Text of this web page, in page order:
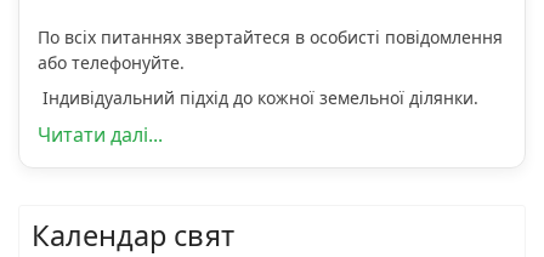
По всіх питаннях звертайтеся в особисті повідомлення
або телефонуйте.
Індивідуальний підхід до кожної земельної ділянки.
Читати далі...
Календар свят